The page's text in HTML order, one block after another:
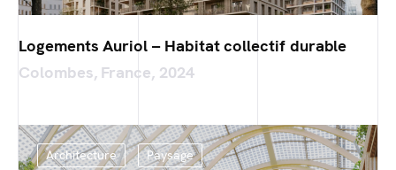
Logements Auriol – Habitat collectif durable
Colombes, France, 2024
Architecture Paysage